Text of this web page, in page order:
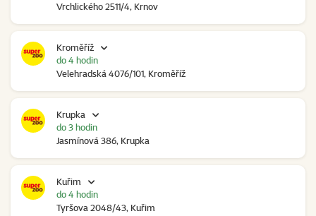
Vrchlického 2511/4, Krnov
Kroměříž
Velehradská 4076/101, Kroměříž
do 4 hodin
Krupka
Jasmínová 386, Krupka
do 3 hodin
Kuřim
Tyršova 2048/43, Kuřim
do 4 hodin